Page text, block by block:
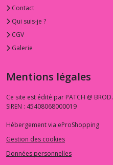
Contact
Qui suis-je ?
CGV
Galerie
Mentions légales
Ce site est édité par PATCH @ BROD.
SIREN : 45408068000019
Hébergement via eProShopping
Gestion des cookies
Données personnelles